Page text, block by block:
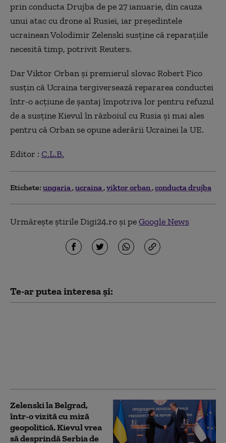
prin conducta Drujba de pe 27 ianuarie, din cauza
unui atac cu drone al Rusiei, iar preşedintele
ucrainean Volodimir Zelenski susţine că reparaţiile
necesită timp, potrivit Reuters.
Dar Viktor Orban şi premierul slovac Robert Fico
susţin că Ucraina tergiversează repararea conductei
într-o acţiune de şantaj împotriva lor pentru refuzul
de a susţine Kievul în războiul cu Rusia şi mai ales
pentru că Orban se opune aderării Ucrainei la UE.
Editor : C.L.B.
Etichete: ungaria ucraina viktor orban conducta drujba
Urmărește știrile Digi24.ro și peGoogle News
Te-ar putea interesa și:
Zelenski la Belgrad,
într-o vizită cu miză
geopolitică. Kievul vrea
să desprindă Serbia de